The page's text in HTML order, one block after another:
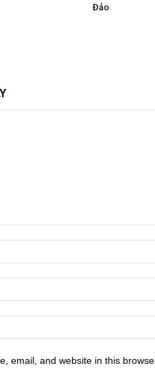
Đảo
email, and website in this